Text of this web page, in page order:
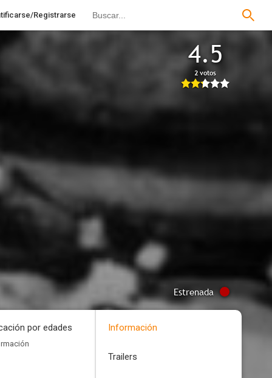
Registrarse
4.5
2 votos
Estrenada
por edades Información
Trailers